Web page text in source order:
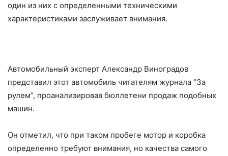
один из них с определенными техническими
характеристиками заслуживает внимания.
Автомобильный эксперт Александр Виноградов
представил этот автомобиль читателям журнала “За
рулем”, проанализировав бюллетени продаж подобных
машин.
Он отметил, что при таком пробеге мотор и коробка
определенно требуют внимания, но качества самого